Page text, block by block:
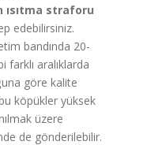
ısıtma straforu
edebilirsiniz.
bandında 20-
farklı aralıklarda
göre kalite
bu köpükler yüksek
üzere
de gönderilebilir.